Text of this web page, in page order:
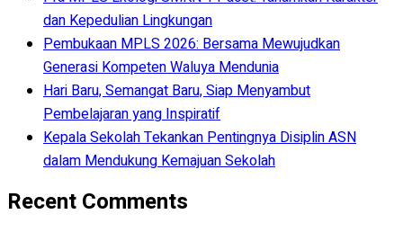
dan Kepedulian Lingkungan
Pembukaan MPLS 2026: Bersama Mewujudkan
Generasi Kompeten Waluya Mendunia
Hari Baru, Semangat Baru, Siap Menyambut
Pembelajaran yang Inspiratif
Kepala Sekolah Tekankan Pentingnya Disiplin ASN
dalam Mendukung Kemajuan Sekolah
Recent Comments